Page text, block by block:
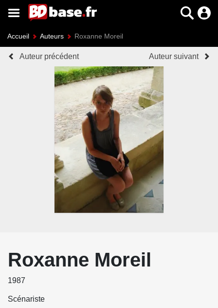
Accueil Auteurs Roxanne Moreil
Auteur précédent Auteur suivant
Roxanne Moreil
1987
Scénariste